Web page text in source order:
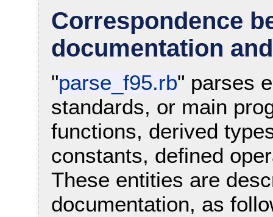
Correspondence
documentation
"parse_f95.rb" parses
standards, or main
functions, derived
constants, defined
These entities are
documentation, as